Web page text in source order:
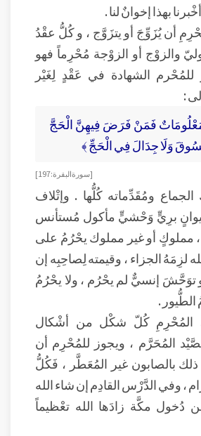
بهذا إخوانٌ لنا .
أن يُزَوِّجَ أو يتزَوَّج ، و كُلُّ عقْدُ
والزوْج أو الزوْجة مُحْرِماً فهو
الشهادة في عَقْدٍ لِغَيْر
:
فَمَنْ فَرَضَ فِيهِنَّ الْحَجَّ
وَلَا جِدَالَ فِي الْحَجِّ ﴾
[ سورة البقرة : 197]
ومُقَدِّماته كُلُّها . وإتْلاف
برِيٍّ وَحْشيٍّ مأكول مُستأنس
مملوكٍ أو غير مملوك يحْرُمُ على
لزِمَهُ الجزاء ، وقيمته لِصاحِبِه إن
توَحَّشَ إنسيٌّ لم يحْرُم ، ولا يحْرُمُ
.
المُحْرِمِ كُلّ شكْل من أشْكال
المُحَرَّم ، ويجوز للمُحْرِم أن
بالصابون غير المُعَطَّر ، فَكُلُّ
، وفي الدَّرْس القادِم إن شاء الله
دُخول مكَّة زادَها الله تعْظيماً